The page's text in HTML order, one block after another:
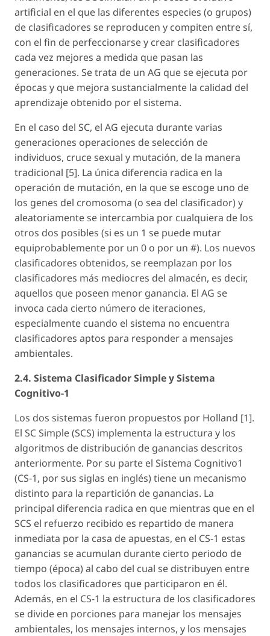
artificial en el que las diferentes especies (o grupos)
de clasificadores se reproducen y compiten entre sí,
con el fin de perfeccionarse y crear clasificadores
cada vez mejores a medida que pasan las
generaciones. Se trata de un AG que se ejecuta por
épocas y que mejora sustancialmente la calidad del
aprendizaje obtenido por el sistema.
En el caso del SC, el AG ejecuta durante varias
generaciones operaciones de selección de
individuos, cruce sexual y mutación, de la manera
tradicional [5]. La única diferencia radica en la
operación de mutación, en la que se escoge uno de
los genes del cromosoma (o sea del clasificador) y
aleatoriamente se intercambia por cualquiera de los
otros dos posibles (si es un 1 se puede mutar
equiprobablemente por un 0 o por un #). Los nuevos
clasificadores obtenidos, se reemplazan por los
clasificadores más mediocres del almacén, es decir,
aquellos que poseen menor ganancia. El AG se
invoca cada cierto número de iteraciones,
especialmente cuando el sistema no encuentra
clasificadores aptos para responder a mensajes
ambientales.
2.4. Sistema Clasificador Simple y Sistema
Cognitivo-1
Los dos sistemas fueron propuestos por Holland [1].
El SC Simple (SCS) implementa la estructura y los
algoritmos de distribución de ganancias descritos
anteriormente. Por su parte el Sistema Cognitivo1
(CS-1, por sus siglas en inglés) tiene un mecanismo
distinto para la repartición de ganancias. La
principal diferencia radica en que mientras que en el
SCS el refuerzo recibido es repartido de manera
inmediata por la casa de apuestas, en el CS-1 estas
ganancias se acumulan durante cierto periodo de
tiempo (época) al cabo del cual se distribuyen entre
todos los clasificadores que participaron en él.
Además, en el CS-1 la estructura de los clasificadores
se divide en porciones para manejar los mensajes
ambientales, los mensajes internos, y los mensajes